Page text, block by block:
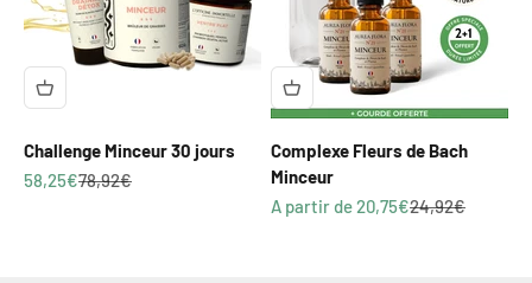
Challenge Minceur 30 jours
Prix de vente
58,25€Prix normal
78,92€
Complexe Fleurs de Bach
Minceur
Prix de vente
A partir de 20,75€Prix normal
24,92€